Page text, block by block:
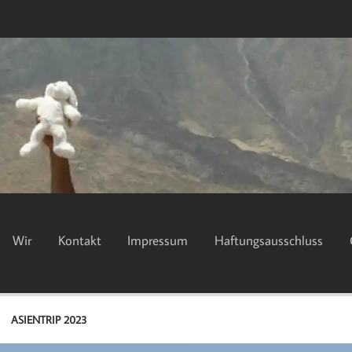
Wir Kontakt Impressum Haftungsausschluss
ASIENTRIP 2023